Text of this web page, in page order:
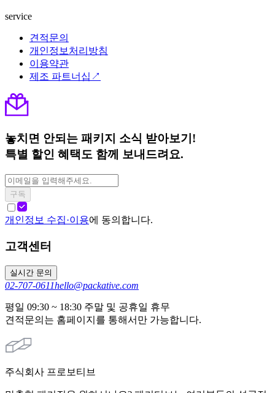
service
견적문의
개인정보처리방침
이용약관
제조 파트너십↗
놓치면 안되는 패키지 소식 받아보기!
특별 할인 혜택도 함께 보내드려요.
구독
개인정보 수집·이용에 동의합니다.
고객센터
실시간 문의
02-707-0611hello@packative.com
평일 09:30 ~ 18:30 주말 및 공휴일 휴무
견적문의는 홈페이지를 통해서만 가능합니다.
주식회사 프로보티브